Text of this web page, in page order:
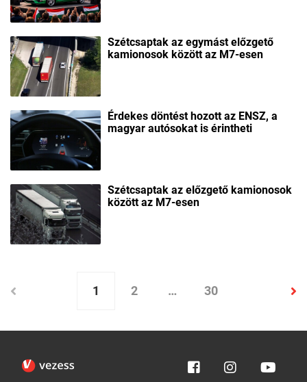
Szétcsaptak az egymást előzgető
kamionosok között az M7-esen
Érdekes döntést hozott az ENSZ, a
magyar autósokat is érintheti
Szétcsaptak az előzgető kamionosok
között az M7-esen
1 2 … 30